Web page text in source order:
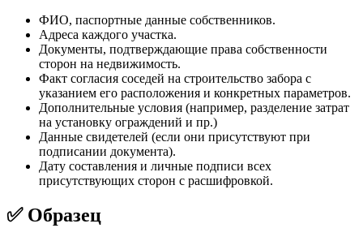
ФИО, паспортные данные собственников.
Адреса каждого участка.
Документы, подтверждающие права собственности
сторон на недвижимость.
Факт согласия соседей на строительство забора с
указанием его расположения и конкретных параметров.
Дополнительные условия (например, разделение затрат
на установку ограждений и пр.)
Данные свидетелей (если они присутствуют при
подписании документа).
Дату составления и личные подписи всех
присутствующих сторон с расшифровкой.
✅ Образец